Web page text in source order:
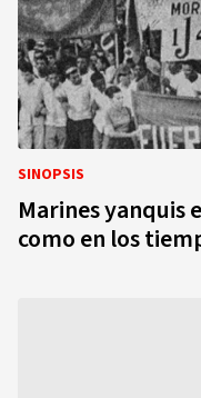
SINOPSIS
Marines yanquis
como en los